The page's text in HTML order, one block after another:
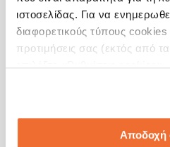
ιστοσελίδας. Για να
διαφορετικούς τύπους cookies
προτιμήσεις σας (εκτός από
επιλέξτε «Ρυθμίσεις cookies».
Αποδοχή
Διαβάστε εδώ το πλήρες Δελτίο